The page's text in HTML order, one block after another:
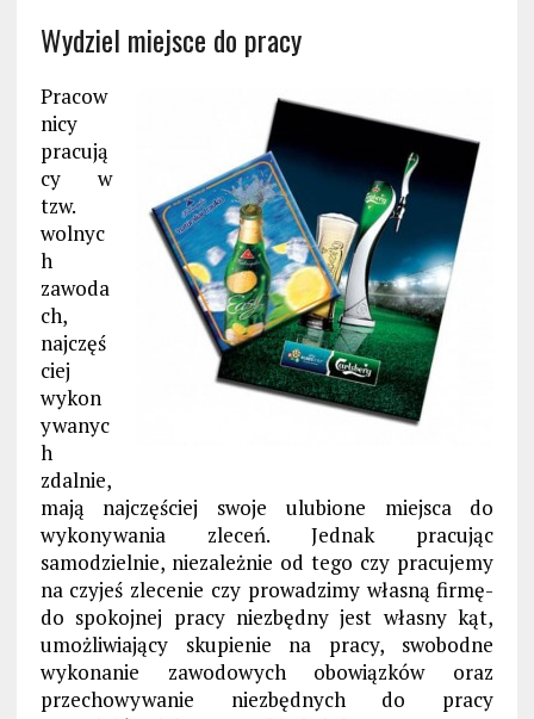
Wydziel miejsce do pracy
Pracow
nicy
pracują
cy w
tzw.
wolnyc
h
zawoda
ch,
najczęś
ciej
wykon
ywanyc
h
zdalnie,
mają najczęściej swoje ulubione miejsca do
wykonywania zleceń. Jednak pracując
samodzielnie, niezależnie od tego czy pracujemy
na czyjeś zlecenie czy prowadzimy własną firmę-
do spokojnej pracy niezbędny jest własny kąt,
umożliwiający skupienie na pracy, swobodne
wykonanie zawodowych obowiązków oraz
przechowywanie niezbędnych do pracy